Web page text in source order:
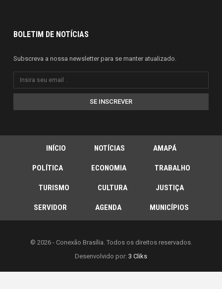
BOLETIM DE NOTÍCIAS
Subscreva a nossa newsletter para se manter atualizado.
SE INSCREVER
INÍCIO NOTÍCIAS AMAPÁ
POLÍTICA ECONOMIA TRABALHO
TURISMO CULTURA JUSTIÇA
SERVIDOR AGENDA MUNICÍPIOS
© 2026 - Conexão Brasília. Todos os direitos reservados.
Desenvolvido por: 3 Cliks